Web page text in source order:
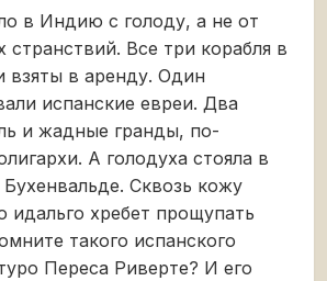
в Индию с голоду, а не от
Все три корабля в
взяты в аренду. Один
испанские евреи. Два
и жадные гранды, по-
А голодуха стояла в
Сквозь кожу
идальго хребет прощупать
такого испанского
Переса Риверте? И его